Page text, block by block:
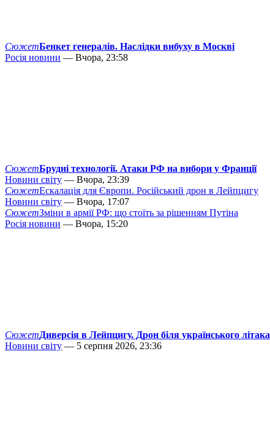
СюжетБенкет генералів. Наслідки вибуху в Москві
Росія новини — Вчора, 23:58
СюжетБрудні технології. Атаки РФ на вибори у Франції
Новини світу — Вчора, 23:39
СюжетЕскалація для Європи. Російський дрон в Лейпцигу
Новини світу — Вчора, 17:07
СюжетЗміни в армії РФ: що стоїть за рішенням Путіна
Росія новини — Вчора, 15:20
СюжетДиверсія в Лейпцигу. Дрон біля українського літака
Новини світу — 5 серпня 2026, 23:36